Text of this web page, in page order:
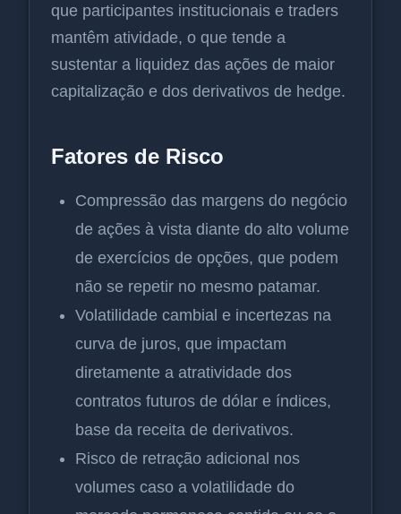
que participantes institucionais e traders
mantêm atividade, o que tende a
sustentar a liquidez das ações de maior
capitalização e dos derivativos de hedge.
Fatores de Risco
Compressão das margens do negócio
de ações à vista diante do alto volume
de exercícios de opções, que podem
não se repetir no mesmo patamar.
Volatilidade cambial e incertezas na
curva de juros, que impactam
diretamente a atratividade dos
contratos futuros de dólar e índices,
base da receita de derivativos.
Risco de retração adicional nos
volumes caso a volatilidade do